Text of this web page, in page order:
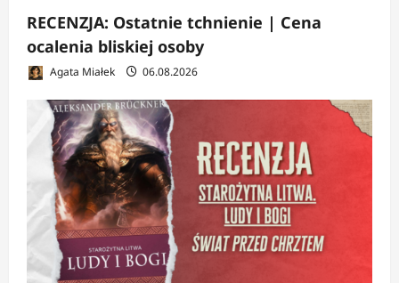
RECENZJA: Ostatnie tchnienie | Cena
ocalenia bliskiej osoby
Agata Miałek 06.08.2026